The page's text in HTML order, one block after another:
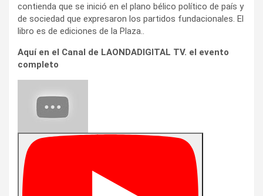
contienda que se inició en el plano bélico político de país y
de sociedad que expresaron los partidos fundacionales. El
libro es de ediciones de la Plaza..
Aquí en el Canal de LAONDADIGITAL TV. el evento
completo